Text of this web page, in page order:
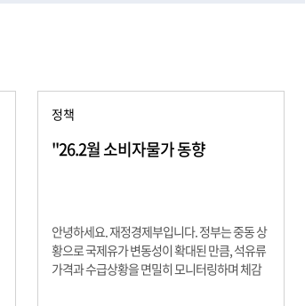
정책
"26.2월 소비자물가 동향
안녕하세요. 재정경제부입니다. 정부는 중동 상
황으로 국제유가 변동성이 확대된 만큼, 석유류
가격과 수급상황을 면밀히 모니터링하며 체감